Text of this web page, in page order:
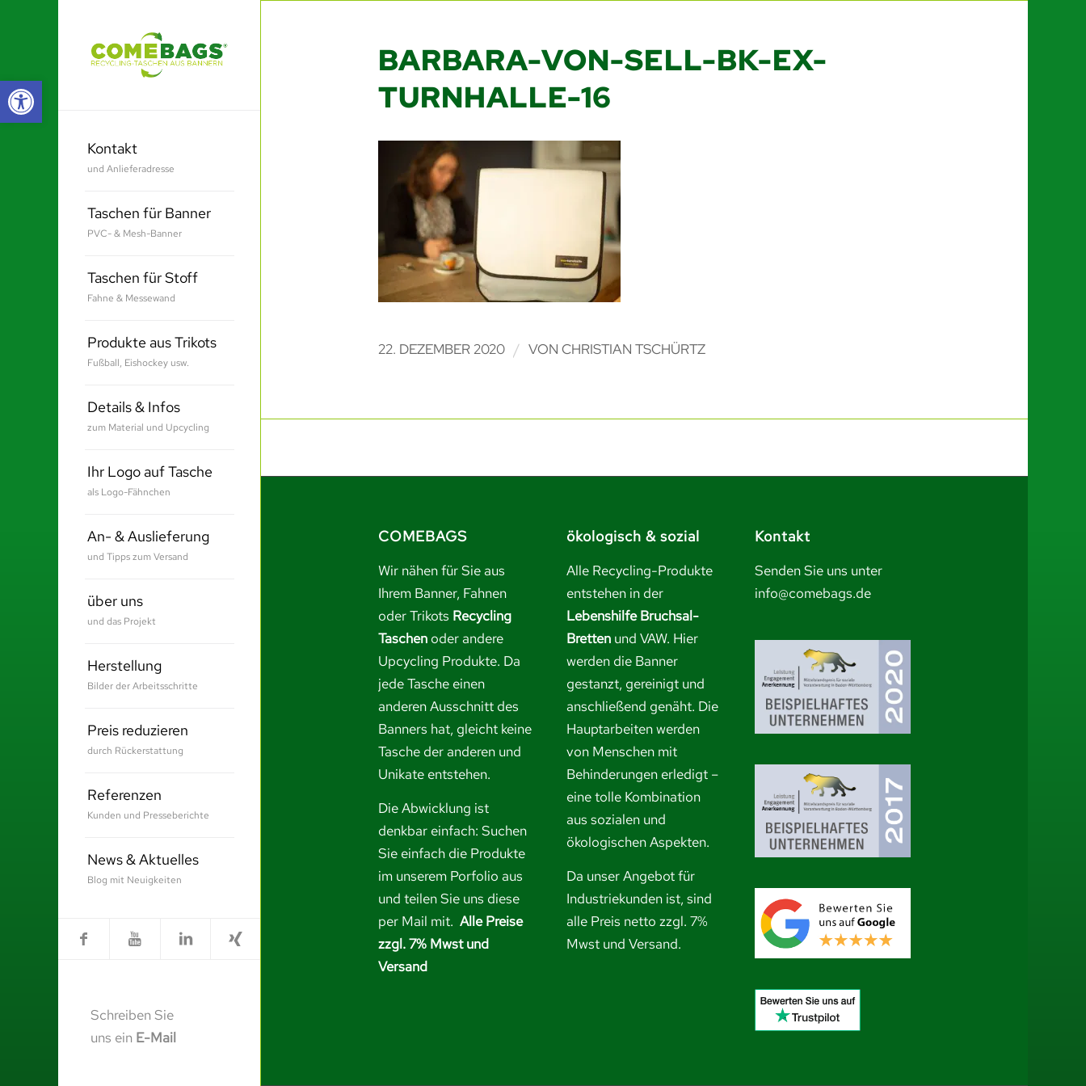
Werkzeugleiste öffnen
Kontakt
und Anlieferadresse
Taschen für Banner
PVC- & Mesh-Banner
Taschen für Stoff
Fahne & Messewand
Produkte aus Trikots
Fußball, Eishockey usw.
Details & Infos
zum Material und Upcycling
Ihr Logo auf Tasche
als Logo-Fähnchen
An- & Auslieferung
und Tipps zum Versand
über uns
und das Projekt
Herstellung
Bilder der Arbeitsschritte
Preis reduzieren
durch Rückerstattung
Referenzen
Kunden und Presseberichte
News & Aktuelles
Blog mit Neuigkeiten
Schreiben Sie
uns ein E-Mail
BARBARA-VON-SELL-BK-EX-
TURNHALLE-16
22. DEZEMBER 2020 / VON CHRISTIAN TSCHÜRTZ
COMEBAGS
Wir nähen für Sie aus
Ihrem Banner, Fahnen
oder Trikots Recycling
Taschenoder andere
Upcycling Produkte. Da
jede Tasche einen
anderen Ausschnitt des
Banners hat, gleicht keine
Tasche der anderen und
Unikate entstehen.
Die Abwicklung ist
denkbar einfach: Suchen
Sie einfach die Produkte
im unserem Porfolio aus
und teilen Sie uns diese
per Mail mit. Alle Preise
zzgl. 7% Mwst und
Versand
ökologisch & sozial
Alle Recycling-Produkte
entstehen in der
Lebenshilfe Bruchsal-
Bretten und VAW. Hier
werden die Banner
gestanzt, gereinigt und
anschließend genäht. Die
Hauptarbeiten werden
von Menschen mit
Behinderungen erledigt –
eine tolle Kombination
aus sozialen und
ökologischen Aspekten.
Da unser Angebot für
Industriekunden ist, sind
alle Preis netto zzgl. 7%
Mwst und Versand.
Kontakt
Senden Sie uns unter
info@comebags.de